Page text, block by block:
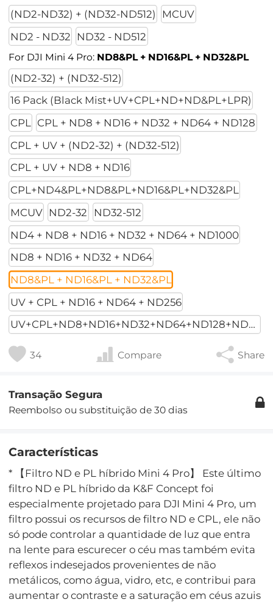
(ND2-ND32) + (ND32-ND512)
MCUV
ND2 - ND32
ND32 - ND512
For DJI Mini 4 Pro: ND8&PL + ND16&PL + ND32&PL
(ND2-32) + (ND32-512)
16 Pack (Black Mist+UV+CPL+ND+ND&PL+LPR)
CPL
CPL + ND8 + ND16 + ND32 + ND64 + ND128
CPL + UV + (ND2-32) + (ND32-512)
CPL + UV + ND8 + ND16
CPL+ND4&PL+ND8&PL+ND16&PL+ND32&PL
MCUV
ND2-32
ND32-512
ND4 + ND8 + ND16 + ND32 + ND64 + ND1000
ND8 + ND16 + ND32 + ND64
ND8&PL + ND16&PL + ND32&PL
UV + CPL + ND16 + ND64 + ND256
UV+CPL+ND8+ND16+ND32+ND64+ND128+ND256
34 Compare Share
Transação Segura
Reembolso ou substituição de 30 dias
Características
* 【Filtro ND e PL híbrido Mini 4 Pro】 Este último
filtro ND e PL híbrido da K&F Concept foi
especialmente projetado para DJI Mini 4 Pro, um
filtro possui os recursos de filtro ND e CPL, ele não
só pode controlar a quantidade de luz que entra
na lente para escurecer o céu mas também evita
reflexos indesejados provenientes de não
metálicos, como água, vidro, etc, e contribui para
aumentar o contraste e a saturação em céus azuis